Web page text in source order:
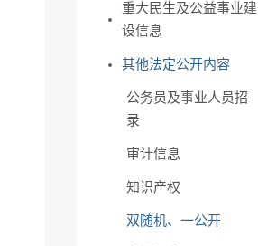
重大民生及公益事业建
设信息
其他法定公开内容
公务员及事业人员招
录
审计信息
知识产权
双随机、一公开